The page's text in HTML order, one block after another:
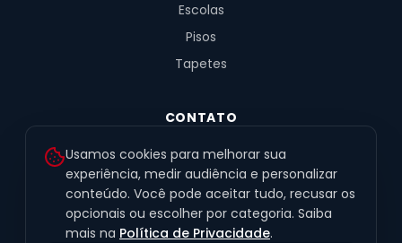
Escolas
Pisos
Tapetes
CONTATO
R. Fernandes de Barros, 491, Sala 4
Alto da XV · Curitiba/PR · 80040-060
(41) 99201-6050
contato@exclusivetapetes.com.br
Usamos cookies para melhorar sua
experiência, medir audiência e personalizar
conteúdo. Você pode aceitar tudo, recusar os
opcionais ou escolher por categoria. Saiba
mais na Política de Privacidade.